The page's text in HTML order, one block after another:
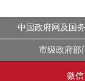
中国政府网及国
市级政府部
微信